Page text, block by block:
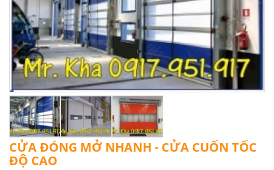
CỬA ĐÓNG MỞ NHANH - CỬA CUỐN TỐC
ĐỘ CAO